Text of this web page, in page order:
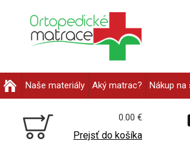
Naše materiály Aký matrac? Nákup na
0.00 €
Prejsť do košíka